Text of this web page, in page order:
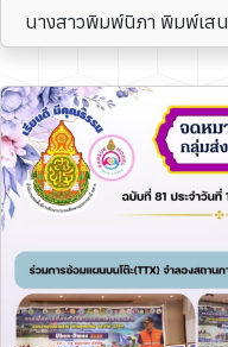
นางสาวพิมพ์นิภา พิมพ์เสน